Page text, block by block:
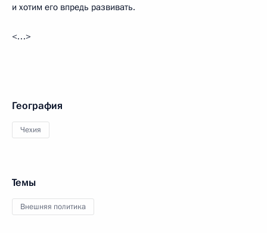
и хотим его впредь развивать.
<…>
География
Чехия
Темы
Внешняя политика